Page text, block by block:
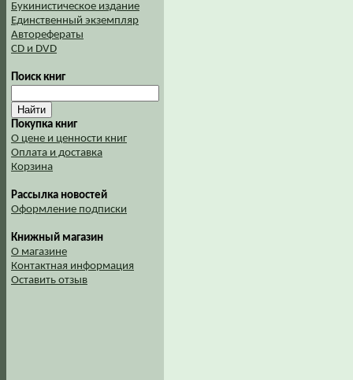
Букинистическое издание
Единственный экземпляр
Авторефераты
CD и DVD
Поиск книг
Покупка книг
О цене и ценности книг
Оплата и доставка
Корзина
Рассылка новостей
Оформление подписки
Книжный магазин
О магазине
Контактная информация
Оставить отзыв